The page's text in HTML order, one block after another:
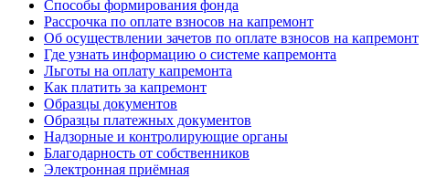
Способы формирования фонда
Рассрочка по оплате взносов на капремонт
Об осуществлении зачетов по оплате взносов на капремонт
Где узнать информацию о системе капремонта
Льготы на оплату капремонта
Как платить за капремонт
Образцы документов
Образцы платежных документов
Надзорные и контролирующие органы
Благодарность от собственников
Электронная приёмная